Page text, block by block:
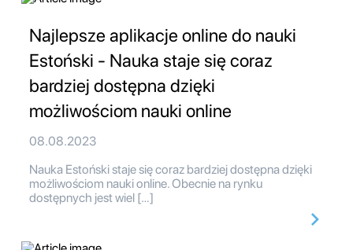
Najlepsze aplikacje online do nauki
Estoński - Nauka staje się coraz
bardziej dostępna dzięki
możliwościom nauki online
08.08.2023
Nauka Estoński staje się coraz bardziej dostępna dzięki
możliwościom nauki online. Obecnie na rynku
dostępnych jest wiel […]